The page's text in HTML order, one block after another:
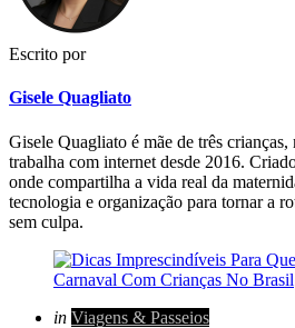
Escrito por
Gisele Quagliato
Gisele Quagliato é mãe de três
trabalha com internet desde 2016.
onde compartilha a vida real da
tecnologia e organização para tornar a
sem culpa.
Categories
Posted
in Viagens & Passeios